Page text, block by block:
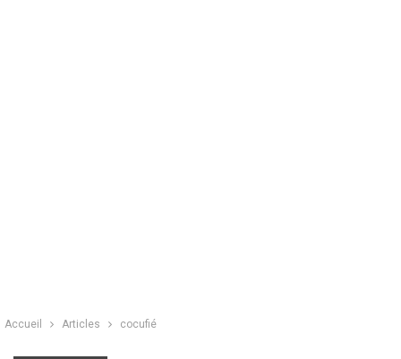
Accueil Articles cocufié